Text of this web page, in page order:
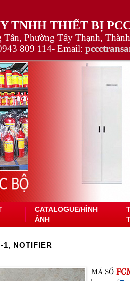
TNHH THIẾT BỊ
Phường Tây Thạnh,
809 114- Email:
CATALOGUE/HÌNH
ẢNH
1, NOTIFIER
MÃ SỐ